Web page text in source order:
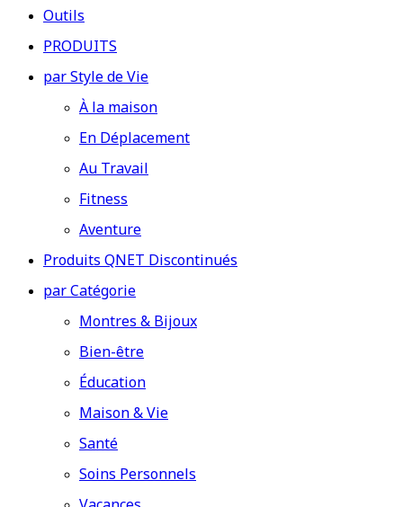
Outils
PRODUITS
par Style de Vie
À la maison
En Déplacement
Au Travail
Fitness
Aventure
Produits QNET Discontinués
par Catégorie
Montres & Bijoux
Bien-être
Éducation
Maison & Vie
Santé
Soins Personnels